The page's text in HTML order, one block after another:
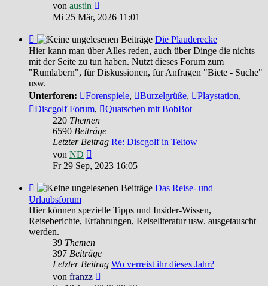
von austin
Beitrag
Mi 25 Mär, 2026 11:01
Feed
-
Die
Plauderecke
Die Plauderecke
Hier kann man über Alles reden, auch über Dinge die nichts
mit der Seite zu tun haben. Nutzt dieses Forum zum
"Rumlabern", für Diskussionen, für Anfragen "Biete - Suche"
usw.
Unterforen:
Forenspiele, Burzelgrüße, Playstation,
Discgolf Forum,
Quatschen mit BobBot
220 Themen
6590 Beiträge
Letzter Beitrag Re: Discgolf in Teltow
von ND
Beitrag
Fr 29 Sep, 2023 16:05
Feed
-
Das
Reise-
und
Urlaubsforum
Das Reise- und
Urlaubsforum
Hier können spezielle Tipps und Insider-Wissen,
Reiseberichte, Erfahrungen, Reiseliteratur usw. ausgetauscht
werden.
39 Themen
397 Beiträge
Letzter Beitrag Wo verreist ihr dieses Jahr?
von franzz